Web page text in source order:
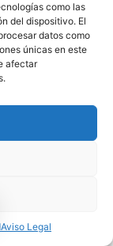
como las
del dispositivo. El
datos como
únicas en este
afectar
Aviso Legal
PROGRAMA KIT
(EU) DEL
reservados.